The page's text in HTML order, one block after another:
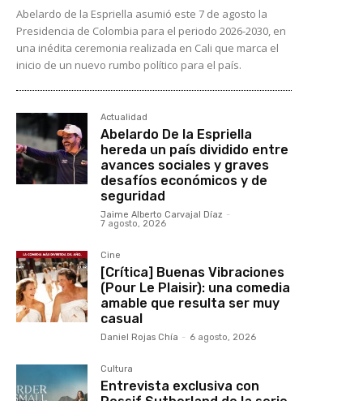
Abelardo de la Espriella asumió este 7 de agosto la
Presidencia de Colombia para el periodo 2026-2030, en
una inédita ceremonia realizada en Cali que marca el
inicio de un nuevo rumbo político para el país.
Actualidad
Abelardo De la Espriella
hereda un país dividido entre
avances sociales y graves
desafíos económicos y de
seguridad
Jaime Alberto Carvajal Díaz -
7 agosto, 2026
Cine
[Crítica] Buenas Vibraciones
(Pour Le Plaisir): una comedia
amable que resulta ser muy
casual
Daniel Rojas Chía - 6 agosto, 2026
Cultura
Entrevista exclusiva con